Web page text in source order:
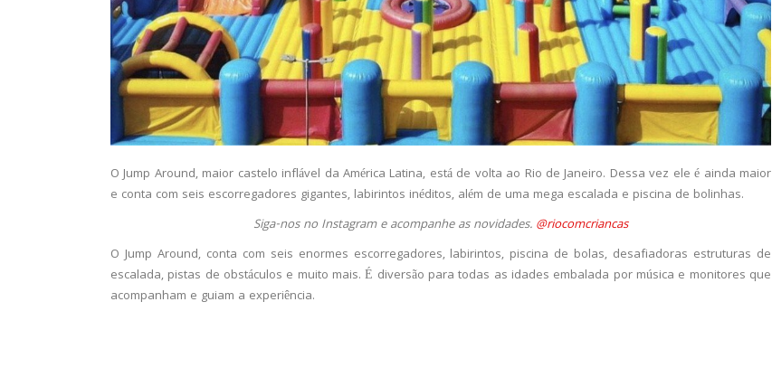
O Jump Around, maior castelo inflável da América Latina, está de volta ao Rio de Janeiro. Dessa vez ele é ainda maior
e conta com seis escorregadores gigantes, labirintos inéditos, além de uma mega escalada e piscina de bolinhas.
Siga-nos no Instagram e acompanhe as novidades. @riocomcriancas
O Jump Around, conta com seis enormes escorregadores, labirintos, piscina de bolas, desafiadoras estruturas de
escalada, pistas de obstáculos e muito mais. É diversão para todas as idades embalada por música e monitores que
acompanham e guiam a experiência.